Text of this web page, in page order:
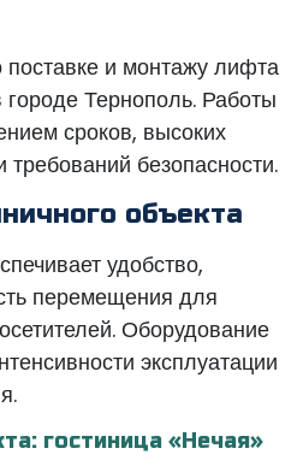
поставке и монтажу лифта
городе Тернополь. Работы
сроков, высоких
требований безопасности.
объекта
удобство,
перемещения для
Оборудование
эксплуатации
гостиница «Нечая»